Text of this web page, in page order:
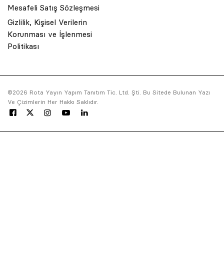
Mesafeli Satış Sözleşmesi
Gizlilik, Kişisel Verilerin
Korunması ve İşlenmesi
Politikası
©2026 Rota Yayın Yapım Tanıtım Tic. Ltd. Şti. Bu Sitede Bulunan Yazı
Ve Çizimlerin Her Hakkı Saklıdır.
Yazı Ve Çizimlerin Her Hakkı Saklıdır.
Asquared WordPress Agency